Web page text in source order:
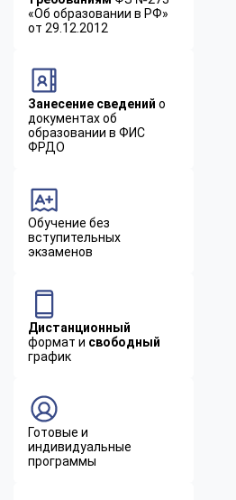
«Об образовании в РФ»
от 29.12.2012
Занесение сведений о
документах об
образовании в ФИС
ФРДО
Обучение без
вступительных
экзаменов
Дистанционный
формат и свободный
график
Готовые и
индивидуальные
программы